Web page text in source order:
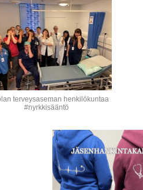
terveysaseman henkilökuntaa
#nyrkkisääntö